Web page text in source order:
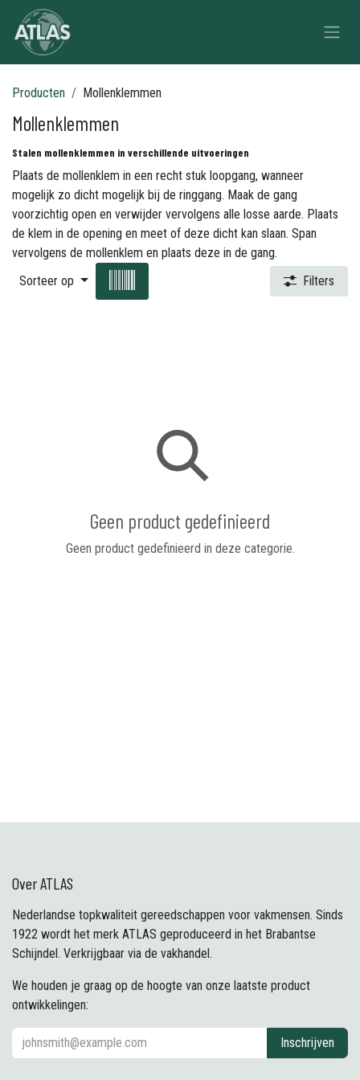
Overslaan naar inhoud
Producten Mollenklemmen
Mollenklemmen
Stalen mollenklemmen in verschillende uitvoeringen
Plaats de mollenklem in een recht stuk loopgang, wanneer
mogelijk zo dicht mogelijk bij de ringgang. Maak de gang
voorzichtig open en verwijder vervolgens alle losse aarde. Plaats
de klem in de opening en meet of deze dicht kan slaan. Span
vervolgens de mollenklem en plaats deze in de gang.
Sorteer op
Filters
Geen product gedefinieerd
Geen product gedefinieerd in deze categorie.
Over ATLAS
Nederlandse topkwaliteit gereedschappen voor vakmensen. Sinds
1922 wordt het merk ATLAS geproduceerd in het Brabantse
Schijndel. Verkrijgbaar via de vakhandel.
We houden je graag op de hoogte van onze laatste product
ontwikkelingen:
Inschrijven